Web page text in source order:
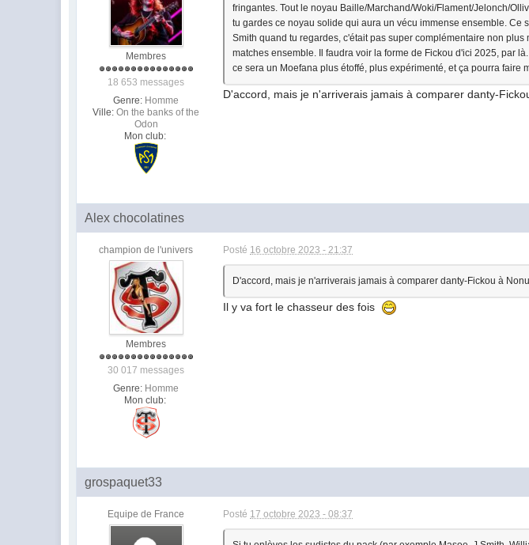
Membres
18 653 messages
Genre: Homme
Ville: On the banks of the
Odon
Mon club:
fringantes. Tout le noyau Baille/Marchand/Woki/Flament/Jelonch/
tu gardes ce noyau solide qui aura un vécu immense ensemble. Ce
Smith quand tu regardes, c'était pas super complémentaire non
matches ensemble. Il faudra voir la forme de Fickou d'ici 2025, par
ce sera un Moefana plus étoffé, plus expérimenté, et ça pourra faire
D'accord, mais je n'arriverais jamais à comparer danty-
Alex chocolatines
champion de l'univers
Membres
30 017 messages
Genre: Homme
Mon club:
Posté 16 octobre 2023 - 21:37
D'accord, mais je n'arriverais jamais à comparer danty-Fickou à
Il y va fort le chasseur des fois
grospaquet33
Equipe de France Posté 17 octobre 2023 - 08:37